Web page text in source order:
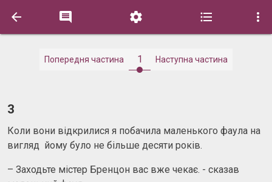
    
Попередня частина 1 Наступна частина
3
Коли вони відкрилися я побачила маленького фаула на
вигляд йому було не більше десяти років.
– Заходьте містер Бренцон вас вже чекає. - сказав